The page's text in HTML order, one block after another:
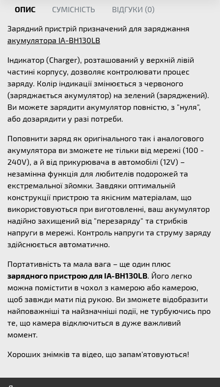
ОПИС СУМІСНІСТЬ ВІДГУКИ (0)
Зарядний пристрій призначений для заряджання
акумулятора IA-BH130LB
Індикатор (Charger), розташований у верхній лівій
частині корпусу, дозволяє контролювати процес
заряду. Колір індикації змінюється з червоного
(заряджається акумулятор) на зелений (заряджений).
Ви можете зарядити акумулятор повністю, з "нуля",
або дозарядити у разі потреби.
Поповнити заряд як оригінального так і аналогового
акумулятора ви зможете не тільки від мережі (100 -
240V), а й від прикурювача в автомобілі (12V) –
незамінна функція для любителів подорожей та
екстремальної зйомки. Завдяки оптимальній
конструкції пристрою та якісним матеріалам, що
використовуються при виготовленні, ваш акумулятор
надійно захищений від "перезаряду" та стрибків
напруги в мережі. Контроль напруги та струму заряду
здійснюється автоматично.
Портативність та мала вага – ще один плюс
зарядного пристрою для IA-BH130LB. Його легко
можна помістити в чохол з камерою або камерою,
щоб завжди мати під рукою. Ви зможете відобразити
найповажніші та найзначніші події, не турбуючись про
те, що камера відключиться в дуже важливий
момент.
Хороших знімків та відео, що запам'ятовуються!